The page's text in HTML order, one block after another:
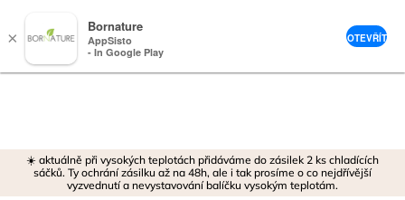
☀️ aktuálně při vysokých teplotách přidáváme do zásilek 2 ks chladících
sáčků. Ty ochrání zásilku až na 48h, ale i tak prosíme o co nejdřívější
vyzvednutí a nevystavování balíčku vysokým teplotám.
×
Bornature
AppSisto
- In Google Play
OTEVŘÍT